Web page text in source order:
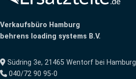
Verkaufsbüro Hamburg
behrens loading systems B.V.
Südring 3e, 21465 Wentorf bei Hamburg
040/72 90 95-0